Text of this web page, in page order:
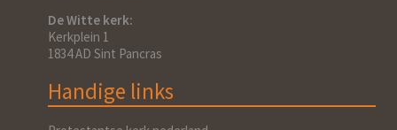
De Witte kerk:
Kerkplein 1
1834 AD Sint Pancras
Handige links